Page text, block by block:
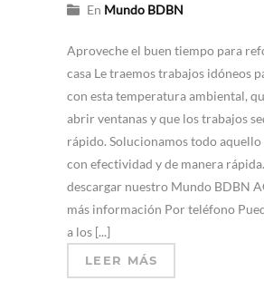
En Mundo BDBN
Aproveche el buen tiempo para
casa Le traemos trabajos idóneos
con esta temperatura ambiental,
abrir ventanas y que los trabajos
rápido. Solucionamos todo aquello
con efectividad y de manera
descargar nuestro Mundo BDBN
más información Por teléfono
a los [...]
LEER MÁS